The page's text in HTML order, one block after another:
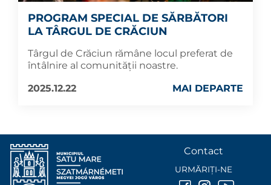
PROGRAM SPECIAL DE SĂRBĂTORI
LA TÂRGUL DE CRĂCIUN
Târgul de Crăciun rămâne locul preferat de
întâlnire al comunității noastre.
2025.12.22
MAI DEPARTE
Contact
URMĂRIȚI-NE